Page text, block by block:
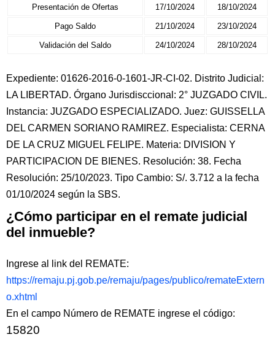
Presentación de Ofertas 17/10/2024 18/10/2024
Pago Saldo 21/10/2024 23/10/2024
Validación del Saldo 24/10/2024 28/10/2024
Expediente: 01626-2016-0-1601-JR-CI-02. Distrito Judicial:
LA LIBERTAD. Órgano Jurisdisccional: 2° JUZGADO CIVIL.
Instancia: JUZGADO ESPECIALIZADO. Juez: GUISSELLA
DEL CARMEN SORIANO RAMIREZ. Especialista: CERNA
DE LA CRUZ MIGUEL FELIPE. Materia: DIVISION Y
PARTICIPACION DE BIENES. Resolución: 38. Fecha
Resolución: 25/10/2023. Tipo Cambio: S/. 3.712 a la fecha
01/10/2024 según la SBS.
¿Cómo participar en el remate judicial
del inmueble?
Ingrese al link del REMATE:
https://remaju.pj.gob.pe/remaju/pages/publico/remateExtern
o.xhtml
En el campo Número de REMATE ingrese el código:
15820